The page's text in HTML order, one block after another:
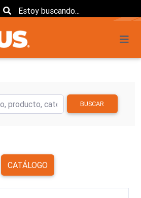
BUSCAR
CATÁLOGO